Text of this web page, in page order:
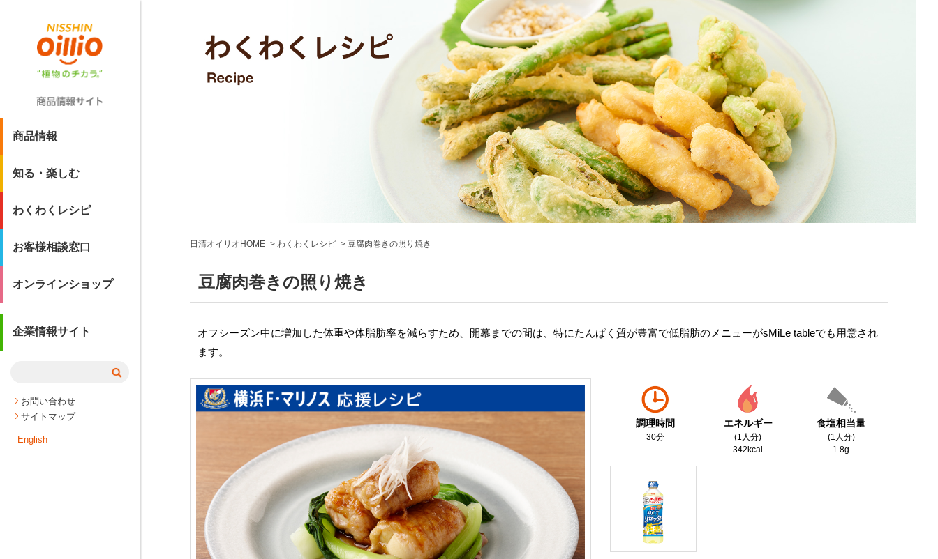
商品情報
知る・楽しむ
わくわくレシピ
お客様相談窓口
オンラインショップ
企業情報サイト
お問い合わせ
サイトマップ
English
日清オイリオHOME わくわくレシピ 豆腐肉巻きの照り焼き
豆腐肉巻きの照り焼き
オフシーズン中に増加した体重や体脂肪率を減らすため、開幕までの間は、特にたんぱく質が豊富で低脂肪のメニューがsMiLe tableでも用意され
ます。
調理時間
30分
エネルギー
(1人分)
342kcal
食塩相当量
(1人分)
1.8g